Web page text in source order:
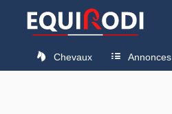
Chevaux Annonces